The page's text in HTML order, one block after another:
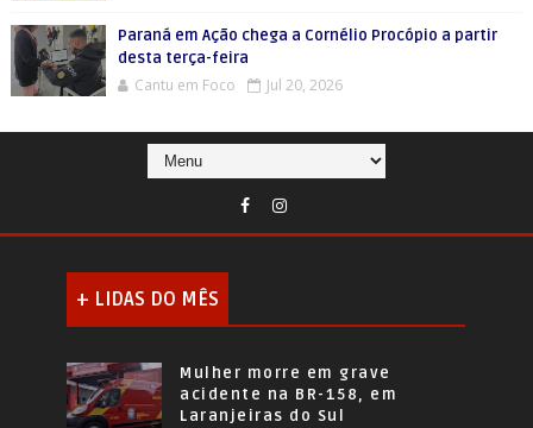
Paraná em Ação chega a Cornélio Procópio a partir
desta terça-feira
Cantu em Foco Jul 20, 2026
+ LIDAS DO MÊS
Mulher morre em grave
acidente na BR-158, em
Laranjeiras do Sul